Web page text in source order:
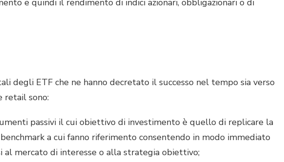
e quindi il rendimento di indici azionari, obbligazionari o di
degli ETF che ne hanno decretato il successo nel tempo sia verso
retail sono:
passivi il cui obiettivo di investimento è quello di replicare la
a cui fanno riferimento consentendo in modo immediato
al mercato di interesse o alla strategia obiettivo;